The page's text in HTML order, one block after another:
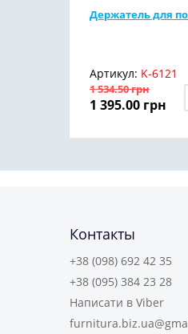
Держатель для
Артикул: K-6121
1 534.50грн
1 395.00 грн
Контакты
+38 (098) 692 42 35
+38 (095) 384 23 28
Написати в Viber